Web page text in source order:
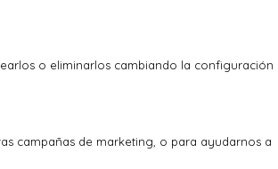
o eliminarlos cambiando la configuración
campañas de marketing, o para ayudarnos a